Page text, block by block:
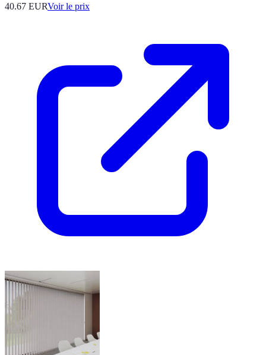
40.67 EURVoir le prix